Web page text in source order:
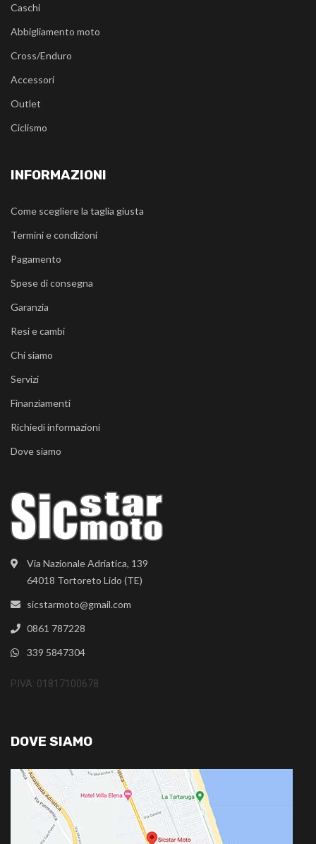
Via Nazionale Adriatica, 139
64018 Tortoreto Lido (TE)
sicstarmoto@gmail.com
0861 787228
339 5847304
P.IVA: 01817100678
Caschi
Abbigliamento moto
Cross/Enduro
Accessori
Outlet
Ciclismo
INFORMAZIONI
Come scegliere la taglia giusta
Termini e condizioni
Pagamento
Spese di consegna
Garanzia
Resi e cambi
Chi siamo
Servizi
Finanziamenti
Richiedi informazioni
Dove siamo
DOVE SIAMO